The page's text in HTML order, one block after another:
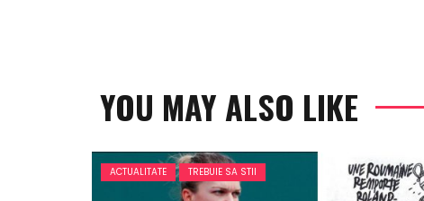
YOU MAY ALSO LIKE
ACTUALITATE TREBUIE SA STII